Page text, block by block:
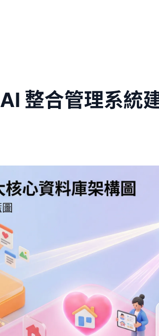
整合管理系統